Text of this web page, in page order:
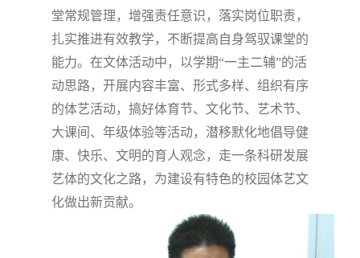
堂常规管理，增强责任意识，落实岗位职责，
扎实推进有效教学，不断提高自身驾驭课堂的
能力。在文体活动中，以学期“一主二辅”的活
动思路，开展内容丰富、形式多样、组织有序
的体艺活动，搞好体育节、文化节、艺术节、
大课间、年级体验等活动，潜移默化地倡导健
康、快乐、文明的育人观念，走一条科研发展
艺体的文化之路，为建设有特色的校园体艺文
化做出新贡献。